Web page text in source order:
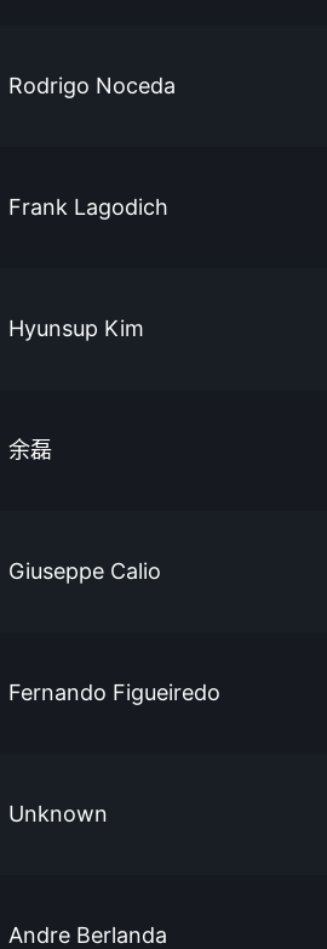
Rodrigo Noceda
Frank Lagodich
Hyunsup Kim
余磊
Giuseppe Calio
Fernando Figueiredo
Unknown
Andre Berlanda